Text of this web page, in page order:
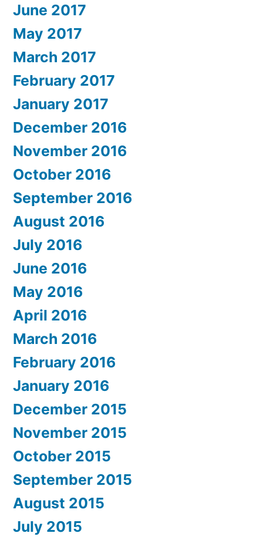
June 2017
May 2017
March 2017
February 2017
January 2017
December 2016
November 2016
October 2016
September 2016
August 2016
July 2016
June 2016
May 2016
April 2016
March 2016
February 2016
January 2016
December 2015
November 2015
October 2015
September 2015
August 2015
July 2015